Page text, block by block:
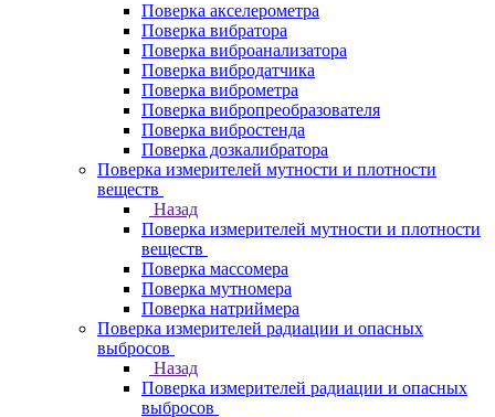
Поверка акселерометра
Поверка вибратора
Поверка виброанализатора
Поверка вибродатчика
Поверка виброметра
Поверка вибропреобразователя
Поверка вибростенда
Поверка дозкалибратора
Поверка измерителей мутности и плотности
веществ
Назад
Поверка измерителей мутности и плотности
веществ
Поверка массомера
Поверка мутномера
Поверка натриймера
Поверка измерителей радиации и опасных
выбросов
Назад
Поверка измерителей радиации и опасных
выбросов